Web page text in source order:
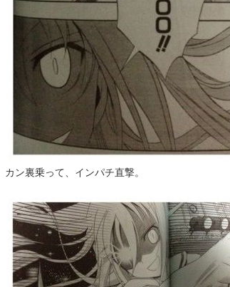
カン裏乗って、インパチ直撃。